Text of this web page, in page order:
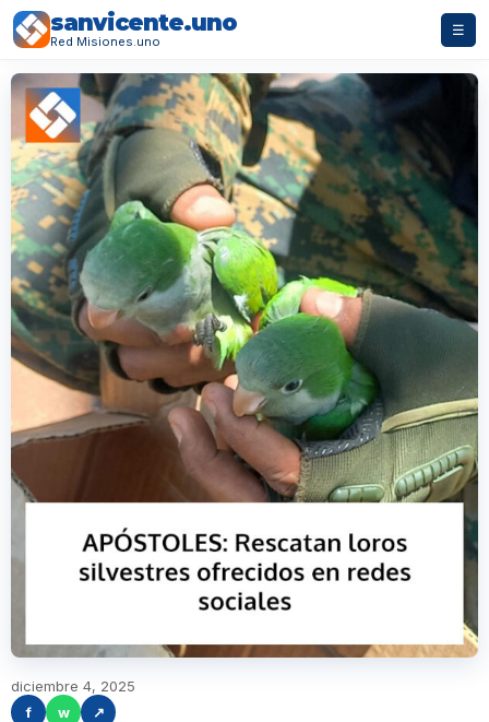
sanvicente.uno
Red Misiones.uno
☰
diciembre 4, 2025
f
w ↗